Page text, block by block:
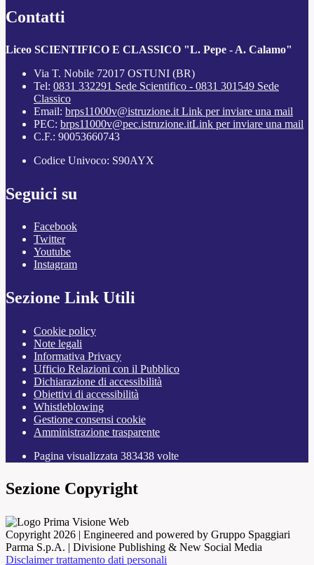
Contatti
Liceo SCIENTIFICO E CLASSICO "L. Pepe - A. Calamo"
Via T. Nobile 72017 OSTUNI (BR)
Tel: 0831 332291 Sede Scientifico - 0831 301549 Sede
Classico
Email: brps11000v@istruzione.it Link per inviare una mail
PEC: brps11000v@pec.istruzione.itLink per inviare una mail
C.F.: 90053660743
Codice Univoco: S90AYX
Seguici su
Facebook
Twitter
Youtube
Instagram
Sezione Link Utili
Cookie policy
Note legali
Informativa Privacy
Ufficio Relazioni con il Pubblico
Dichiarazione di accessibilità
Obiettivi di accessibilità
Whistleblowing
Gestione consensi cookie
Amministrazione trasparente
Pagina visualizzata 383438 volte
Sezione Copyright
Copyright 2026 | Engineered and powered by Gruppo Spaggiari
Parma S.p.A. | Divisione Publishing & New Social Media
Disclaimer trattamento dati personali